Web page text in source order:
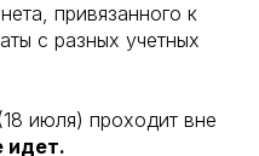
привязанного к
с разных учетных
июля) проходит вне
идет.